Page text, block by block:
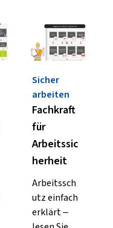
Sicher
arbeiten
Fachkraft
für
Arbeitssic
herheit
Arbeitssch
utz einfach
erklärt –